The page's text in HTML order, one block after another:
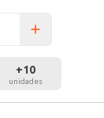
+10
unidades